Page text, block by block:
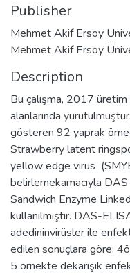
Publisher
Mehmet Akif Ersoy
Mehmet Akif Ersoy
Description
Bu çalışma, 2017 üretim
alanlarında
gösteren 92 yaprak
Strawberry latent
yellow edge virus
belirlemekamacıyla
Sandwich Enzyme
kullanılmıştır. DAS-
adedininvirüsler ile
edilen sonuçlara göre;
5 örnekte dekarışık